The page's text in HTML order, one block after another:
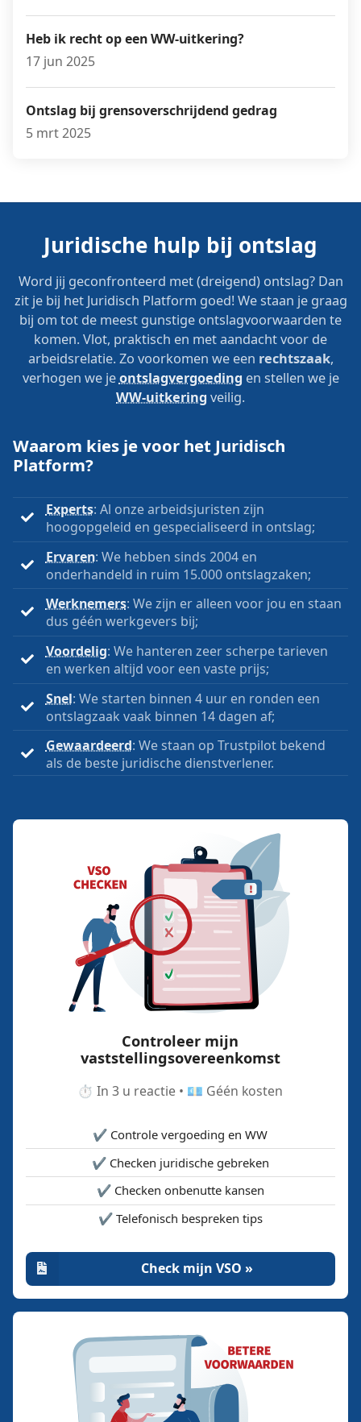
Heb ik recht op een WW-uitkering?
17 jun 2025
Ontslag bij grensoverschrijdend gedrag
5 mrt 2025
Juridische hulp bij ontslag
Word jij geconfronteerd met (dreigend) ontslag? Dan
zit je bij het Juridisch Platform goed! We staan je graag
bij om tot de meest gunstige ontslagvoorwaarden te
komen. Vlot, praktisch en met aandacht voor de
arbeidsrelatie. Zo voorkomen we een rechtszaak,
verhogen we jeontslagvergoeding en stellen we je
WW-uitkering veilig.
Waarom kies je voor het Juridisch
Platform?
Experts: Al onze arbeidsjuristen zijn
hoogopgeleid en gespecialiseerd in ontslag;
Ervaren: We hebben sinds 2004 en
onderhandeld in ruim 15.000 ontslagzaken;
Werknemers: We zijn er alleen voor jou en staan
dus géén werkgevers bij;
Voordelig: We hanteren zeer scherpe tarieven
en werken altijd voor een vaste prijs;
Snel: We starten binnen 4 uur en ronden een
ontslagzaak vaak binnen 14 dagen af;
Gewaardeerd: We staan op Trustpilot bekend
als de beste juridische dienstverlener.
Controleer mijn
vaststellingsovereenkomst
⏱️ In 3 u reactie • 💶 Géén kosten
✔️ Controle vergoeding en WW
✔️ Checken juridische gebreken
✔️ Checken onbenutte kansen
✔️ Telefonisch bespreken tips
Check mijn VSO »